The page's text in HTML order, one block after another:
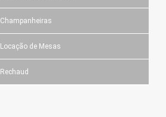
Champanheiras
Locação de Mesas
Rechaud